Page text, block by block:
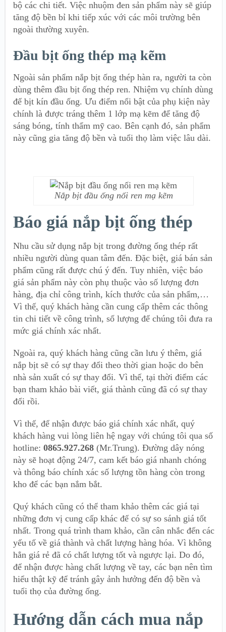
bộ các chi tiết. Việc nhuộm đen sản phẩm này sẽ giúp
tăng độ bền bỉ khi tiếp xúc với các môi trường bên
ngoài thường xuyên.
Đầu bịt ống thép mạ kẽm
Ngoài sản phẩm nắp bịt ống thép hàn ra, người ta còn
dùng thêm đầu bịt ống thép ren. Nhiệm vụ chính dùng
để bịt kín đầu ống. Ưu điểm nổi bật của phụ kiện này
chính là được tráng thêm 1 lớp mạ kẽm để tăng độ
sáng bóng, tính thẩm mỹ cao. Bên cạnh đó, sản phẩm
này cũng gia tăng độ bền và tuổi thọ làm việc lâu dài.
Nắp bịt đầu ống nối ren mạ kẽm
Báo giá nắp bịt ống thép
Nhu cầu sử dụng nắp bịt trong đường ống thép rất
nhiều người dùng quan tâm đến. Đặc biệt, giá bán sản
phẩm cũng rất được chú ý đến. Tuy nhiên, việc báo
giá sản phẩm này còn phụ thuộc vào số lượng đơn
hàng, địa chỉ công trình, kích thước của sản phẩm,…
Vì thế, quý khách hàng cần cung cấp thêm các thông
tin chi tiết về công trình, số lượng để chúng tôi đưa ra
mức giá chính xác nhất.
Ngoài ra, quý khách hàng cũng cần lưu ý thêm, giá
nắp bịt sẽ có sự thay đổi theo thời gian hoặc do bên
nhà sản xuất có sự thay đổi. Vì thế, tại thời điểm các
bạn tham khảo bài viết, giá thành cũng đã có sự thay
đổi rồi.
Vì thế, để nhận được báo giá chính xác nhất, quý
khách hàng vui lòng liên hệ ngay với chúng tôi qua số
hotline: 0865.927.268 (Mr.Trung). Đường dây nóng
này sẽ hoạt động 24/7, cam kết báo giá nhanh chóng
và thông báo chính xác số lượng tồn hàng còn trong
kho để các bạn nắm bắt.
Quý khách cũng có thể tham khảo thêm các giá tại
những đơn vị cung cấp khác để có sự so sánh giá tốt
nhất. Trong quá trình tham khảo, cần cân nhắc đến các
yếu tố về giá thành và chất lượng hàng hóa. Vì không
hẳn giá rẻ đã có chất lượng tốt và ngược lại. Do đó,
để nhận được hàng chất lượng về tay, các bạn nên tìm
hiểu thật kỹ để tránh gây ảnh hưởng đến độ bền và
tuổi thọ của đường ống.
Hướng dẫn cách mua nắp